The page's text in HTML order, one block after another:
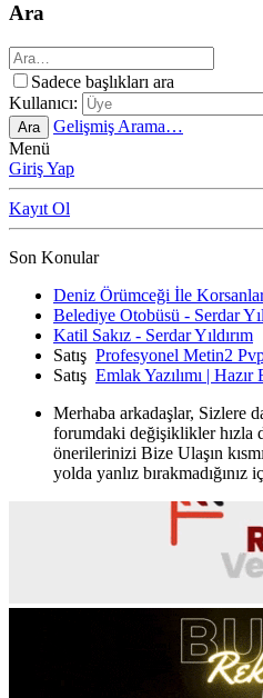
Ara
Sadece başlıkları ara
Kullanıcı:
Ara
Gelişmiş Arama…
Menü
Giriş Yap
Kayıt Ol
Son Konular
Deniz Örümceği İle Korsanlar
Belediye Otobüsü - Serdar
Katil Sakız - Serdar Yıldırım
Satış Profesyonel Metin2
Satış Emlak Yazılımı |
Merhaba arkadaşlar, Sizlere
forumdaki değişiklikler hızla
önerilerinizi Bize Ulaşın
yolda yanlız bırakmadığınız